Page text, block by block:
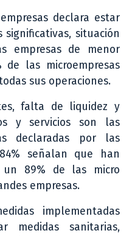
declara estar
situación
empresas de menor
de las microempresas
sus operaciones.
falta de liquidez y
y servicios son las
declaradas por las
señalan que han
un 89% de las micro
empresas.
implementadas
medidas sanitarias,